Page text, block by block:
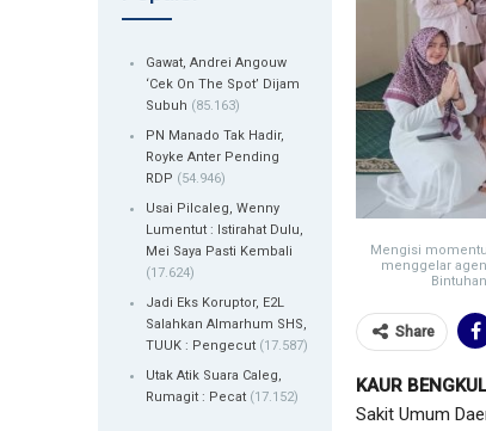
Mengisi
menggelar
Share
KAUR
Sakit Umum
Gawat, Andrei Angouw
‘Cek On The Spot’ Dijam
Subuh (85.163)
PN Manado Tak Hadir,
Royke Anter Pending
RDP (54.946)
Usai Pilcaleg, Wenny
Lumentut : Istirahat Dulu,
Mei Saya Pasti Kembali
(17.624)
Jadi Eks Koruptor, E2L
Salahkan Almarhum SHS,
TUUK : Pengecut (17.587)
Utak Atik Suara Caleg,
Rumagit : Pecat (17.152)